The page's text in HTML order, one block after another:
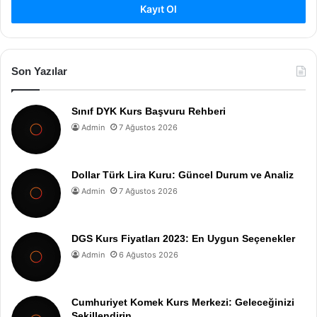
Kayıt Ol
Son Yazılar
Sınıf DYK Kurs Başvuru Rehberi
Admin 7 Ağustos 2026
Dollar Türk Lira Kuru: Güncel Durum ve Analiz
Admin 7 Ağustos 2026
DGS Kurs Fiyatları 2023: En Uygun Seçenekler
Admin 6 Ağustos 2026
Cumhuriyet Komek Kurs Merkezi: Geleceğinizi